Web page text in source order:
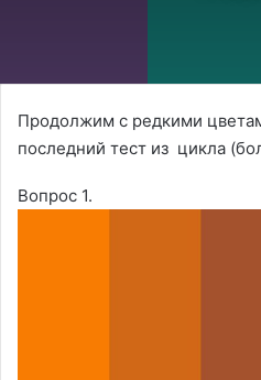
Продолжим с редкими
последний тест из цикла
Вопрос 1.